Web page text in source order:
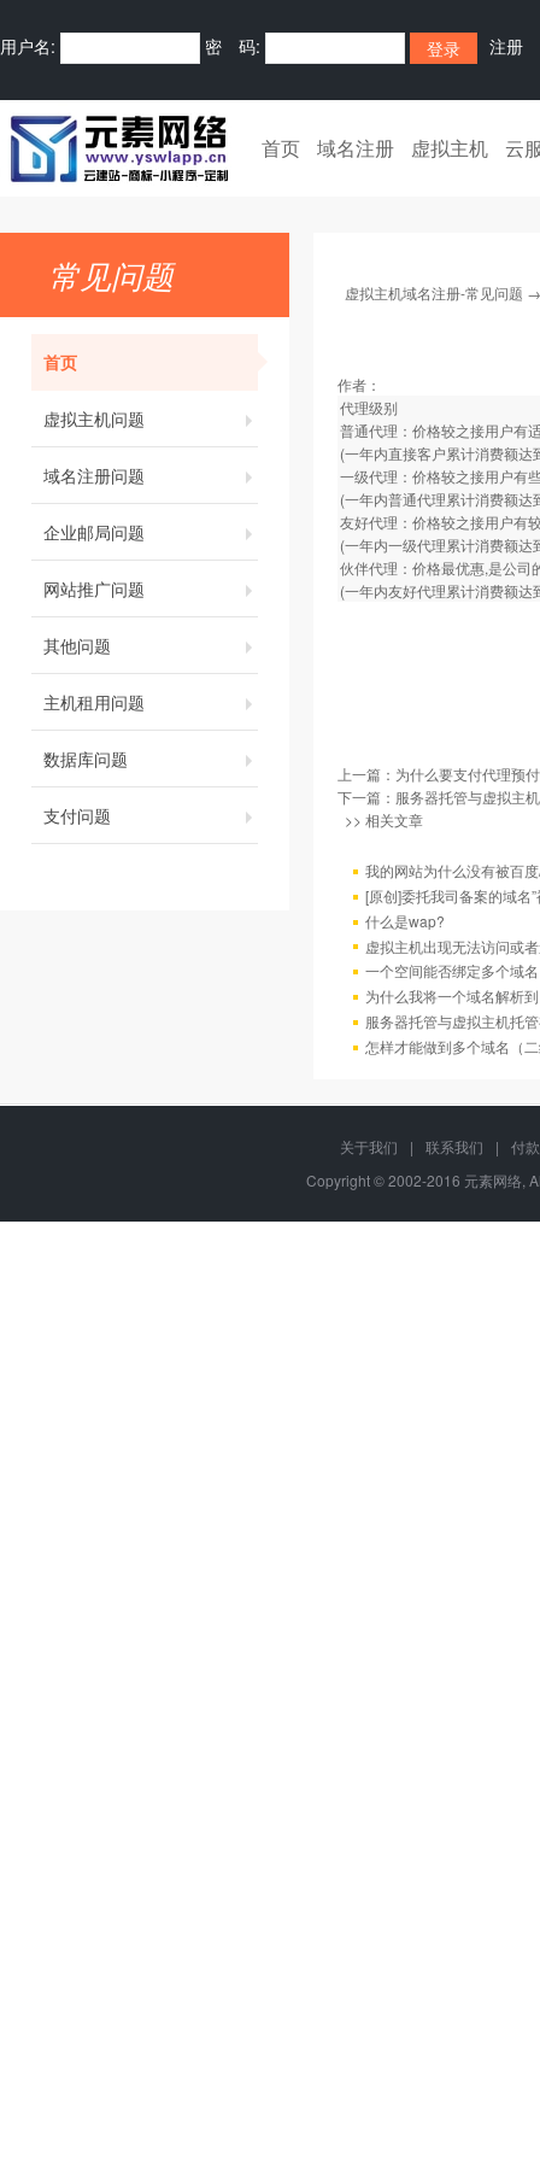
用户名: 密 码: 注册
首页 域名注册 虚拟主机 云
常见问题
首页
虚拟主机问题
域名注册问题
企业邮局问题
网站推广问题
其他问题
主机租用问题
数据库问题
支付问题
虚拟主机域名注册-常见问题
作者：
代理级别
普通代理：价格较之接用户有
(一年内直接客户累计消费额
一级代理：价格较之接用户有
(一年内普通代理累计消费额
友好代理：价格较之接用户有
(一年内一级代理累计消费额
伙伴代理：价格最优惠,是公司
(一年内友好代理累计消费额
上一篇： 为什么要支付代理预
下一篇： 服务器托管与虚拟主
>> 相关文章
我的网站为什么没有被百
[原创]委托我司备案的域名
什么是wap?
虚拟主机出现无法访问或
一个空间能否绑定多个域
为什么我将一个域名解析
服务器托管与虚拟主机托
怎样才能做到多个域名（
关于我们 | 联系我们 |
付
Copyright © 2002-2016 元素网络,